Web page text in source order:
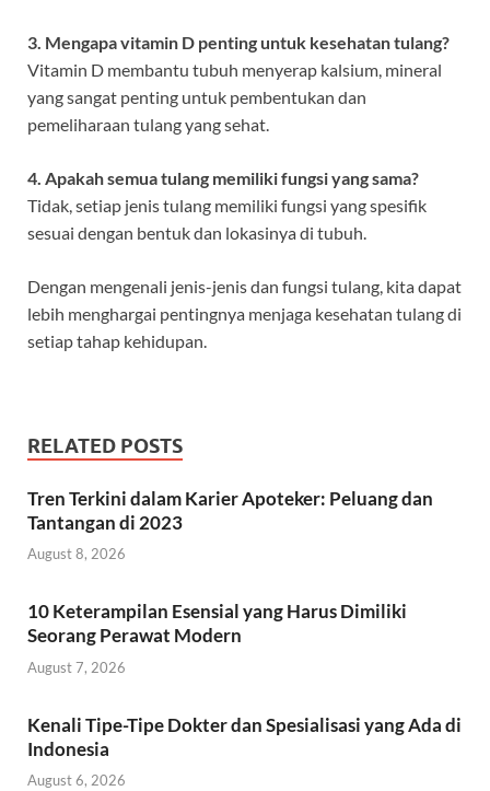
3. Mengapa vitamin D penting untuk kesehatan tulang?
Vitamin D membantu tubuh menyerap kalsium, mineral
yang sangat penting untuk pembentukan dan
pemeliharaan tulang yang sehat.
4. Apakah semua tulang memiliki fungsi yang sama?
Tidak, setiap jenis tulang memiliki fungsi yang spesifik
sesuai dengan bentuk dan lokasinya di tubuh.
Dengan mengenali jenis-jenis dan fungsi tulang, kita dapat
lebih menghargai pentingnya menjaga kesehatan tulang di
setiap tahap kehidupan.
RELATED POSTS
Tren Terkini dalam Karier Apoteker: Peluang dan
Tantangan di 2023
August 8, 2026
10 Keterampilan Esensial yang Harus Dimiliki
Seorang Perawat Modern
August 7, 2026
Kenali Tipe-Tipe Dokter dan Spesialisasi yang Ada di
Indonesia
August 6, 2026